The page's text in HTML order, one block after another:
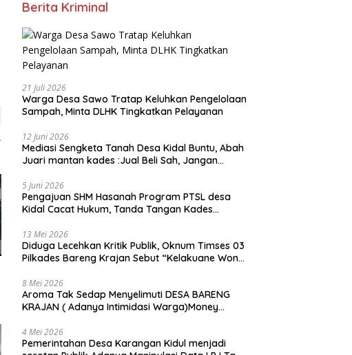
Berita Kriminal
21 Juli 2026
Warga Desa Sawo Tratap Keluhkan Pengelolaan
Sampah, Minta DLHK Tingkatkan Pelayanan
12 Juni 2026
Mediasi Sengketa Tanah Desa Kidal Buntu, Abah
Juari mantan kades :Jual Beli Sah, Jangan
Membatalkan Hak Warga.
5 Juni 2026
Pengajuan SHM Hasanah Program PTSL desa
Kidal Cacat Hukum, Tanda Tangan Kades
13 Mei 2026
Diduga Lecehkan Kritik Publik, Oknum Timses 03
Pilkades Bareng Krajan Sebut “Kelakuane Wong
8 Mei 2026
Aroma Tak Sedap Menyelimuti DESA BARENG
KRAJAN ( Adanya Intimidasi Warga)Money
4 Mei 2026
Pemerintahan Desa Karangan Kidul menjadi